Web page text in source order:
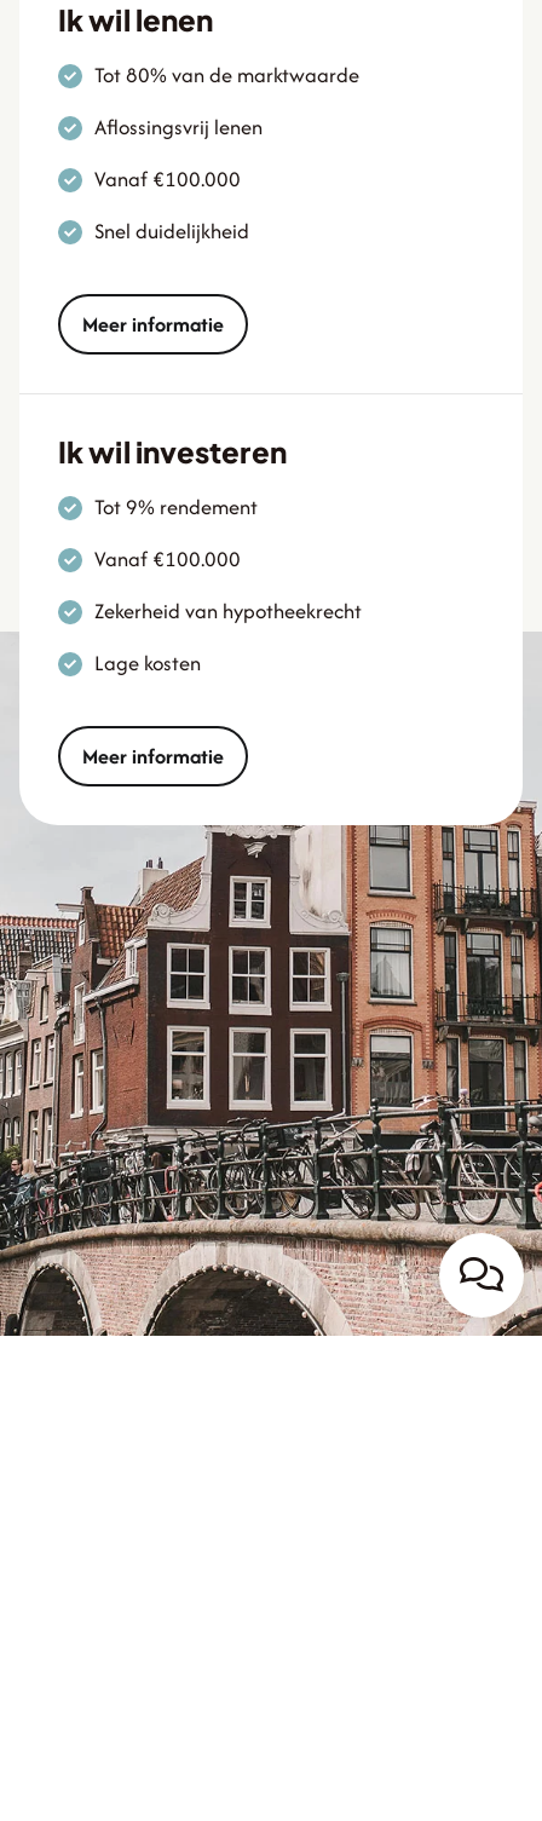
Ik wil lenen
Tot 80% van de marktwaarde
Aflossingsvrij lenen
Vanaf €100.000
Snel duidelijkheid
Meer informatie
Ik wil investeren
Tot 9% rendement
Vanaf €100.000
Zekerheid van hypotheekrecht
Lage kosten
Meer informatie